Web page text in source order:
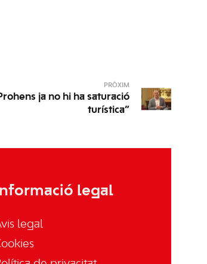
PRÒXIM
ja no hi ha saturació
turística”
Informació legal
legal